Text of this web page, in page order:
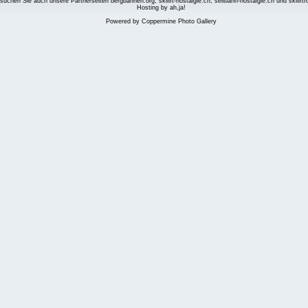
Hosting by ah,ja!
Powered by Coppermine Photo Gallery